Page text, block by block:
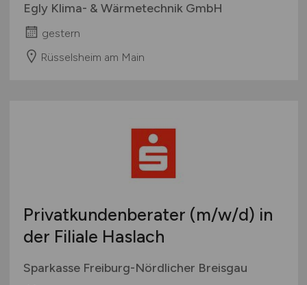
Egly Klima- & Wärmetechnik GmbH
gestern
Rüsselsheim am Main
Privatkundenberater (m/w/d) in
der Filiale Haslach
Sparkasse Freiburg-Nördlicher Breisgau